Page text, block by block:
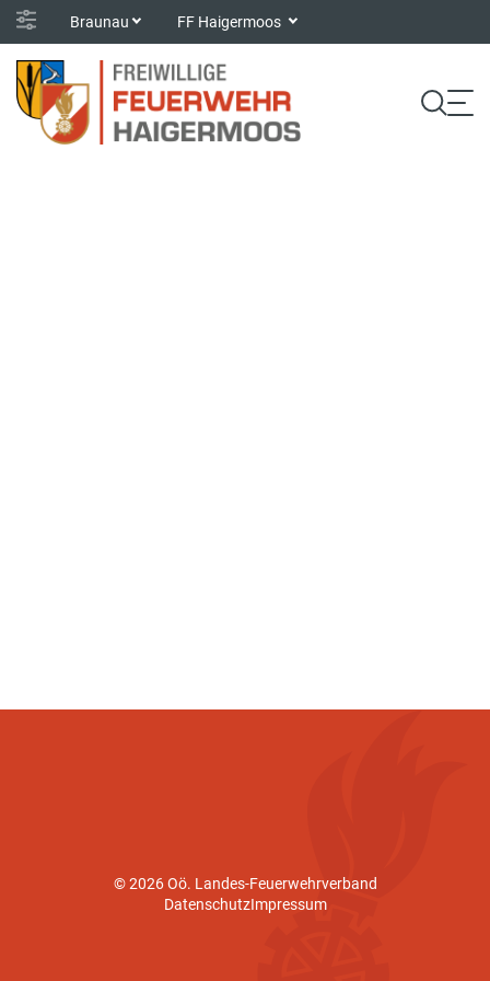
Braunau FF Haigermoos
© 2026 Oö. Landes-Feuerwehrverband
DatenschutzImpressum